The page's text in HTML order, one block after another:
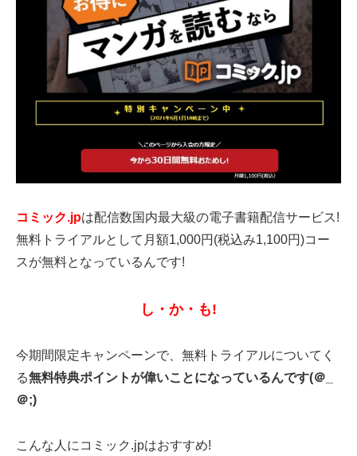
コミック.jpは配信数国内最大級の電子書籍配信サービス!
無料トライアルとして月額1,000円(税込み1,100円)コー
スが無料となっているんです!
し・か・も!
今期間限定キャンペーンで、無料トライアルについてく
る無料特典ポイントが偉いことになっているんです(＠_
＠;)
こんな人にコミック.jpはおすすめ!